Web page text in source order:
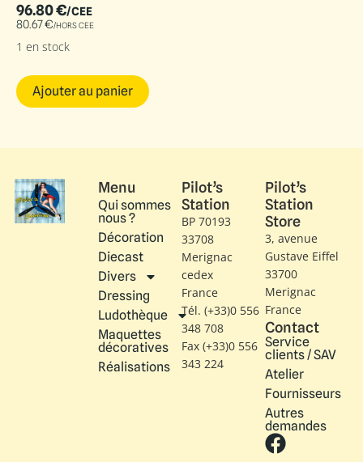
96.80€/CEE
80.67€/HORS CEE
1 en stock
Ajouter au panier
Menu
Qui sommes
nous ?
Décoration
Diecast
Divers
Dressing
Ludothèque
Maquettes
décoratives
Réalisations
Pilot’s
Station
BP 70193
33708
Merignac
cedex
France
Tél. (+33)0 556
348 708
Fax (+33)0 556
343 224
Pilot’s
Station
Store
3, avenue
Gustave Eiffel​
33700
Merignac
France
Contact
Service
clients / SAV
Atelier
Fournisseurs
Autres
demandes